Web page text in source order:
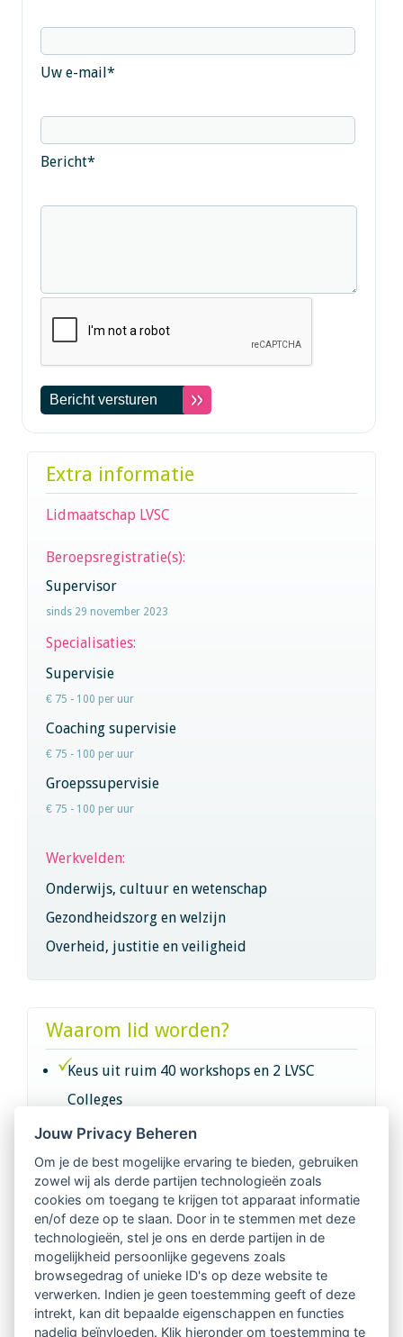
Uw e-mail*
Bericht*
Extra informatie
Lidmaatschap LVSC
Beroepsregistratie(s):
Supervisor
sinds 29 november 2023
Specialisaties:
Supervisie
€ 75 - 100 per uur
Coaching supervisie
€ 75 - 100 per uur
Groepssupervisie
€ 75 - 100 per uur
Werkvelden:
Onderwijs, cultuur en wetenschap
Gezondheidszorg en welzijn
Overheid, justitie en veiligheid
Waarom lid worden?
Keus uit ruim 40 workshops en 2 LVSC
Colleges
Intervisie met geregistreerde vakgenoten
Netwerk van 2100 professionals in 14
regio's
Vindbaar voor opdrachtgevers
Tijdschrift voor
Begeleidingskunde & kennisbank
Jouw Privacy Beheren
Om je de best mogelijke ervaring te bieden, gebruiken
zowel wij als derde partijen technologieën zoals
cookies om toegang te krijgen tot apparaat informatie
en/of deze op te slaan. Door in te stemmen met deze
technologieën, stel je ons en derde partijen in de
mogelijkheid persoonlijke gegevens zoals
browsegedrag of unieke ID's op deze website te
verwerken. Indien je geen toestemming geeft of deze
intrekt, kan dit bepaalde eigenschappen en functies
nadelig beïnvloeden. Klik hieronder om toestemming te